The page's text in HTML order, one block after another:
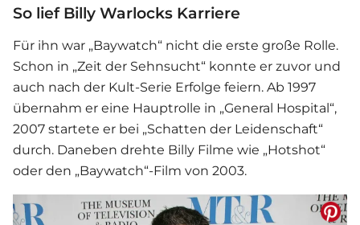
So lief Billy Warlocks Karriere
Für ihn war „Baywatch“ nicht die erste große Rolle.
Schon in „Zeit der Sehnsucht“ konnte er zuvor und
auch nach der Kult-Serie Erfolge feiern. Ab 1997
übernahm er eine Hauptrolle in „General Hospital“,
2007 startete er bei „Schatten der Leidenschaft“
durch. Daneben drehte Billy Filme wie „Hotshot“
oder den „Baywatch“-Film von 2003.